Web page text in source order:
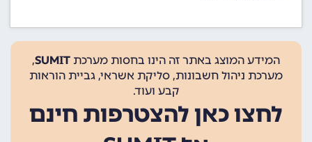
המידע המוצג באתר זה הינו בחסות מערכת SUMIT
,
מערכת ניהול חשבונות, סליקת אשראי, גביית הוראות
קבע ועוד.
לחצו כאן להצטרפות חינם